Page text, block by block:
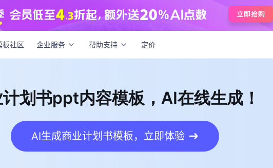
板社区 企业服务 帮助支持 定价
书ppt内容模板，AI在线生成！
划书ppt内容模板，AI在线生成！
AI生成商业计划书模板，立即体验